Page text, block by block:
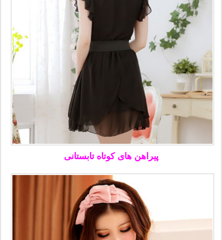
پیراهن های کوتاه تابستانی